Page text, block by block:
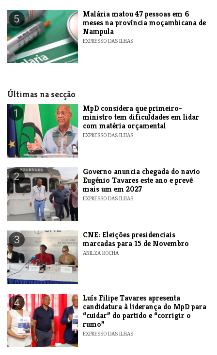
5
​Malária matou 47 pessoas em 6
meses na província moçambicana de
Nampula
EXPRESSO DAS ILHAS
Últimas na secção
1
MpD considera que primeiro-
ministro tem dificuldades em lidar
com matéria orçamental
EXPRESSO DAS ILHAS
2
Governo anuncia chegada do navio
Eugénio Tavares este ano e prevê
mais um em 2027
EXPRESSO DAS ILHAS
3
CNE: Eleições presidenciais
marcadas para 15 de Novembro
ANILZA ROCHA
4
Luís Filipe Tavares apresenta
candidatura à liderança do MpD para
“cuidar” do partido e “corrigir o
rumo”
EXPRESSO DAS ILHAS